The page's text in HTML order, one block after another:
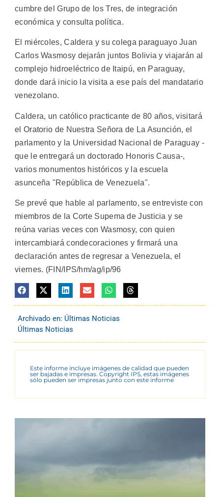
cumbre del Grupo de los Tres, de integración
económica y consulta política.
El miércoles, Caldera y su colega paraguayo Juan
Carlos Wasmosy dejarán juntos Bolivia y viajarán al
complejo hidroeléctrico de Itaipú, en Paraguay,
donde dará inicio la visita a ese país del mandatario
venezolano.
Caldera, un católico practicante de 80 años, visitará
el Oratorio de Nuestra Señora de La Asunción, el
parlamento y la Universidad Nacional de Paraguay -
que le entregará un doctorado Honoris Causa-,
varios monumentos históricos y la escuela
asunceña "República de Venezuela".
Se prevé que hable al parlamento, se entreviste con
miembros de la Corte Supema de Justicia y se
reúna varias veces con Wasmosy, con quien
intercambiará condecoraciones y firmará una
declaración antes de regresar a Venezuela, el
viernes. (FIN/IPS/hm/ag/ip/96
Archivado en: Últimas Noticias
Últimas Noticias
Este informe incluye imágenes de calidad que pueden
ser bajadas e impresas. Copyright IPS, estas imágenes
sólo pueden ser impresas junto con este informe